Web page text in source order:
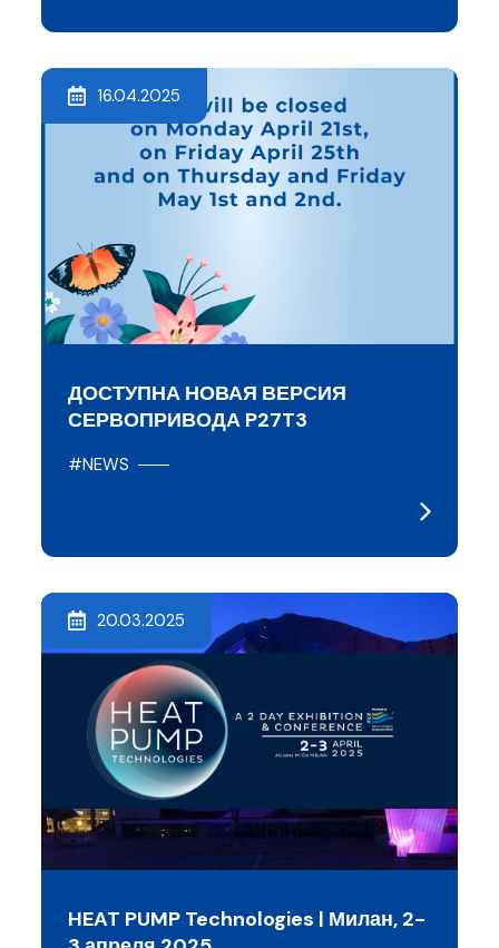
16.04.2025
ДОСТУПНА НОВАЯ ВЕРСИЯ
СЕРВОПРИВОДА P27T3
#NEWS
20.03.2025
HEAT PUMP Technologies | Милан, 2-